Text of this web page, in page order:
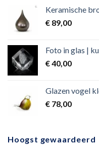
of 5
Keramische
€ 89,00
Foto in glas |
€40,00
Glazen vogel
€ 78,00
Hoogst gewaardeerd